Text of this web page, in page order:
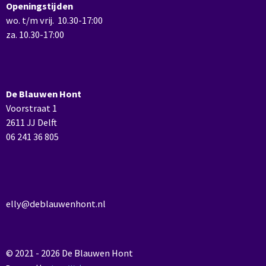
Openingstijden
wo. t/m vrij. 10.30-17:00
za. 10.30-17:00
De Blauwen Hont
Voorstraat 1
2611 JJ Delft
06 241 36 805
elly@deblauwenhont.nl
© 2021 - 2026 De Blauwen Hont